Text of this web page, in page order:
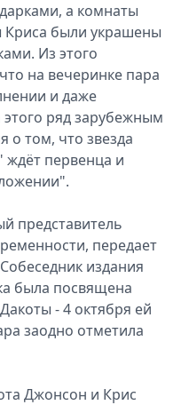
а комнаты
Криса были украшены
Из этого
на вечеринке пара
и даже
ряд зарубежным
том, что звезда
ждёт первенца и
представитель
передает
издания
была посвящена
- 4 октября ей
заодно отметила
Джонсон и Крис